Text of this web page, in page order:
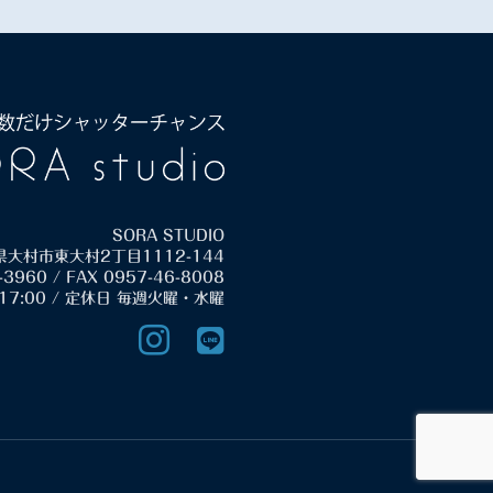
SORA STUDIO
村市東大村2丁目1112-144
3960 / FAX 0957-46-8008
/ 定休日 毎週火曜・水曜